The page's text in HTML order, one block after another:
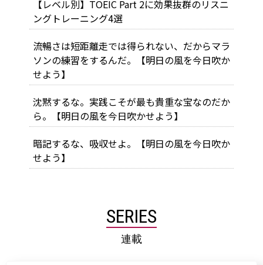
【レベル別】TOEIC Part 2に効果抜群のリスニ
ングトレーニング4選
流暢さは短距離走では得られない、だからマラ
ソンの練習をするんだ。【明日の風を今日吹か
せよう】
沈黙するな。実践こそが最も貴重な宝なのだか
ら。【明日の風を今日吹かせよう】
暗記するな、吸収せよ。【明日の風を今日吹か
せよう】
SERIES
連載